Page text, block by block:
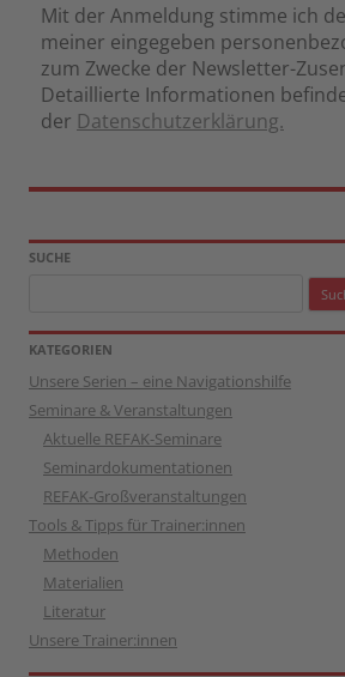
Mit der Anmeldung stimme ich
meiner eingegeben
zum Zwecke der Newsletter-
Detaillierte Informationen
der Datenschutzerklärung.
SUCHE
KATEGORIEN
Unsere Serien – eine Navigationshilfe
Seminare & Veranstaltungen
Aktuelle REFAK-Seminare
Seminardokumentationen
REFAK-Großveranstaltungen
Tools & Tipps für Trainer:innen
Methoden
Materialien
Literatur
Unsere Trainer:innen